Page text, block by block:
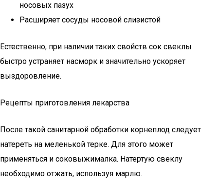
носовых пазух
Расширяет сосуды носовой слизистой
Естественно, при наличии таких свойств сок свеклы
быстро устраняет насморк и значительно ускоряет
выздоровление.
Рецепты приготовления лекарства
После такой санитарной обработки корнеплод следует
натереть на меленькой терке. Для этого может
применяться и соковыжималка. Натертую свеклу
необходимо отжать, используя марлю.